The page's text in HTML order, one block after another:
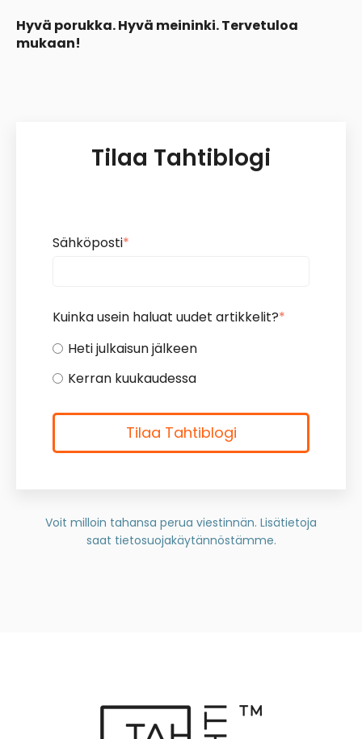
Hyvä porukka. Hyvä meininki. Tervetuloa
mukaan!
Tilaa Tahtiblogi
Sähköposti*
Kuinka usein haluat uudet artikkelit?*
Heti julkaisun jälkeen
Kerran kuukaudessa
Voit milloin tahansa perua viestinnän. Lisätietoja
saat tietosuojakäytännöstämme.